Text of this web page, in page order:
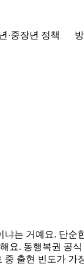
·중장년 정책
냐는 거예요. 단순
요. 동행복권 공
출현 빈도가 가